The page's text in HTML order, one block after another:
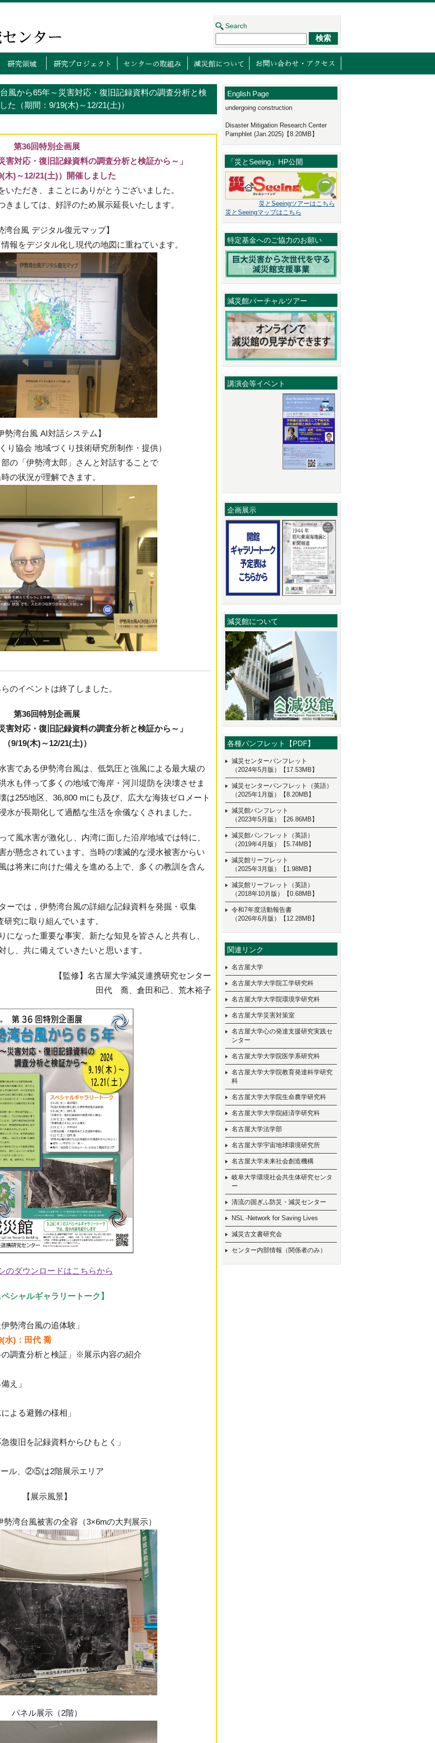
ページ センターについて
研究領域 研究プロジェクト センターの取り組み減災館について
Search
風から65年～災害対応・復旧記録資料の調査分析と検
た（期間：9/19(木)～12/21(土)）
第36回特別企画展
害対応・復旧記録資料の調査分析と検証から～」
木)～12/21(土)）開催しました
いただき、まことにありがとうございました。
きましては、好評のため展示延長いたします。
湾台風 デジタル復元マップ】
報をデジタル化し現代の地図に重ねています。
勢湾台風 AI対話システム】
り協会 地域づくり技術研究所制作・提供）
の「伊勢湾太郎」さんと対話することで
の状況が理解できます。
のイベントは終了しました。
第36回特別企画展
害対応・復旧記録資料の調査分析と検証から～」
（9/19(木)～12/21(土)）
である伊勢湾台風は、低気圧と強風による最大級の
水も伴って多くの地域で海岸・河川堤防を決壊させま
は255地区、36,800 mにも及び、広大な海抜ゼロメート
水が長期化して過酷な生活を余儀なくされました。
風水害が激化し、内湾に面した沿岸地域では特に、
が懸念されています。当時の壊滅的な浸水被害からい
は将来に向けた備えを進める上で、多くの教訓を含ん
では，伊勢湾台風の詳細な記録資料を発掘・収集
究に取り組んでいます。
になった重要な事実、新たな知見を皆さんと共有し、
、共に備えていきたいと思います。
屋大学減災連携研究センター
田代 喬、倉田和己、荒木裕子
のダウンロードはこちらから
シャルギャラリートーク】
勢湾台風の追体験」
水)：田代 喬
調査分析と検証」※展示内容の紹介
え」
よる避難の様相」
復旧を記録資料からひもとく」
ル、②⑤は2階展示エリア
【展示風景】
湾台風被害の全容（3×6mの大判展示）
パネル展示（2階）
English Page
undergoing construction
Disaster Mitigation Research Center
Pamphlet (Jan.2025)【8.20MB】
「災とSeeing」HP公開
災とSeeingツアーはこちら
災とSeeingマップはこちら
特定基金へのご協力のお願い
減災館バーチャルツアー
講演会等イベント
企画展示
減災館について
各種パンフレット【PDF】
減災センターパンフレット
（2024年5月版）【17.53MB】
減災センターパンフレット（英語）
（2025年1月版）【8.20MB】
減災館パンフレット
（2023年5月版）【26.86MB】
減災館パンフレット（英語）
（2019年4月版）【5.74MB】
減災館リーフレット
（2025年3月版）【1.98MB】
減災館リーフレット（英語）
（2018年10月版）【0.68MB】
令和7年度活動報告書
（2026年6月版）【12.28MB】
関連リンク
名古屋大学
名古屋大学大学院工学研究科
名古屋大学大学院環境学研究科
名古屋大学災害対策室
名古屋大学心の発達支援研究実践セ
ンター
名古屋大学大学院医学系研究科
名古屋大学大学院教育発達科学研究
科
名古屋大学大学院生命農学研究科
名古屋大学大学院経済学研究科
名古屋大学法学部
名古屋大学宇宙地球環境研究所
名古屋大学未来社会創造機構
岐阜大学環境社会共生体研究センタ
ー
清流の国ぎふ防災・減災センター
NSL -Network for Saving Lives
減災古文書研究会
センター内部情報（関係者のみ）